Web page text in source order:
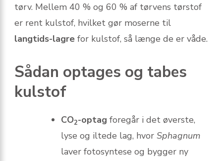
tørv. Mellem 40 % og 60 % af tørvens tørstof
er rent kulstof, hvilket gør moserne til
langtids-lagre for kulstof, så længe de er våde.
Sådan optages og tabes
kulstof
CO2-optag foregår i det øverste,
lyse og iltede lag, hvor Sphagnum
laver fotosyntese og bygger ny